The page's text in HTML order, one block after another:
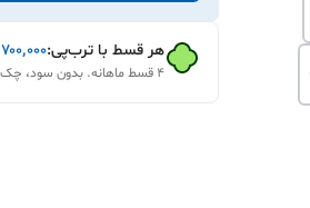
هر قسط با ترب‌پی:۷۰۰٬۰۰۰
۴ قسط ماهانه. بدون سود، چک و ضامن.